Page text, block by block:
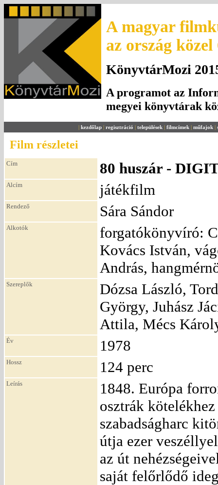
A magyar
az ország
KönyvtárMozi
A programot az
megyei könyvtárak
| kezdőlap | regisztráció | települések | filmcímek | műfajok |
Film részletei
Cím 80 huszár -
Alcím játékfilm
Rendező Sára Sándor
Alkotók
forgatókönyvíró:
Kovács István,
András,
Szereplők
Dózsa László,
György, Juhász
Attila, Mécs
Év 1978
Hossz 124 perc
Leírás
1848. Európa
osztrák
szabadságharc
útja ezer
az út
saját felőrlődő